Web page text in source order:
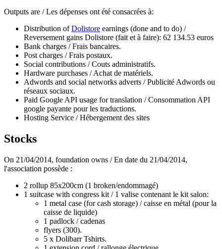
Outputs are / Les dépenses ont été consacrées à:
Distribution ofDolistore earnings (done and to do) /
Reversement gains Dolistore (fait et à faire): 62 134.53 euros
Bank charges / Frais bancaires.
Post charges / Frais postaux.
Social contributions / Couts administratifs.
Hardware purchases / Achat de matériels.
Adwords and social networks adverts / Publicité Adwords ou
réseaux sociaux.
Paid Google API usage for translation / Consommation API
google payante pour les traductions.
Hosting Service / Hébergement des sites
Stocks
On 21/04/2014, foundation owns / En date du 21/04/2014,
l'association possède :
2 rollup 85x200cm (1 broken/endommagé)
1 suitcase with congress kit / 1 valise contenant le kit salon:
1 metal case (for cash storage) / caisse en métal (pour la
caisse de liquide)
1 padlock / cadenas
flyers (300).
5 x Dolibarr Tshirts.